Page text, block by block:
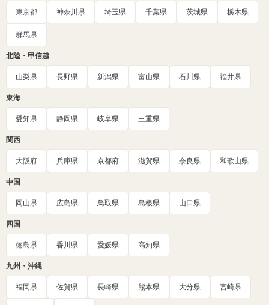
東京都 神奈川県 埼玉県 千葉県 茨城県 栃木県
群馬県
北陸・甲信越
山梨県 長野県 新潟県 富山県 石川県 福井県
東海
愛知県 静岡県 岐阜県 三重県
関西
大阪府 兵庫県 京都府 滋賀県 奈良県 和歌山県
中国
岡山県 広島県 鳥取県 島根県 山口県
四国
徳島県 香川県 愛媛県 高知県
九州・沖縄
福岡県 佐賀県 長崎県 熊本県 大分県 宮崎県